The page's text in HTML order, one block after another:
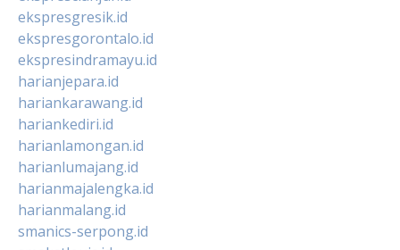
ekspresgresik.id
ekspresgorontalo.id
ekspresindramayu.id
harianjepara.id
hariankarawang.id
hariankediri.id
harianlamongan.id
harianlumajang.id
harianmajalengka.id
harianmalang.id
smanics-serpong.id